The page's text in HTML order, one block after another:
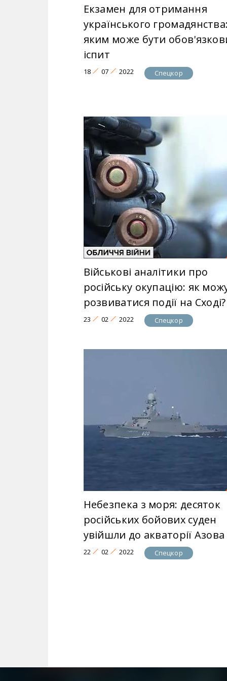
Екзамен для отримання
українського громадянства:
яким може бути
іспит
18 07 2022 Спецкор
Військові аналітики про
російську окупацію: як
розвиватися події на Сході?
23 02 2022 Спецкор
Небезпека з моря: десяток
російських бойових суден
увійшли до акваторії Азова
22 02 2022 Спецкор